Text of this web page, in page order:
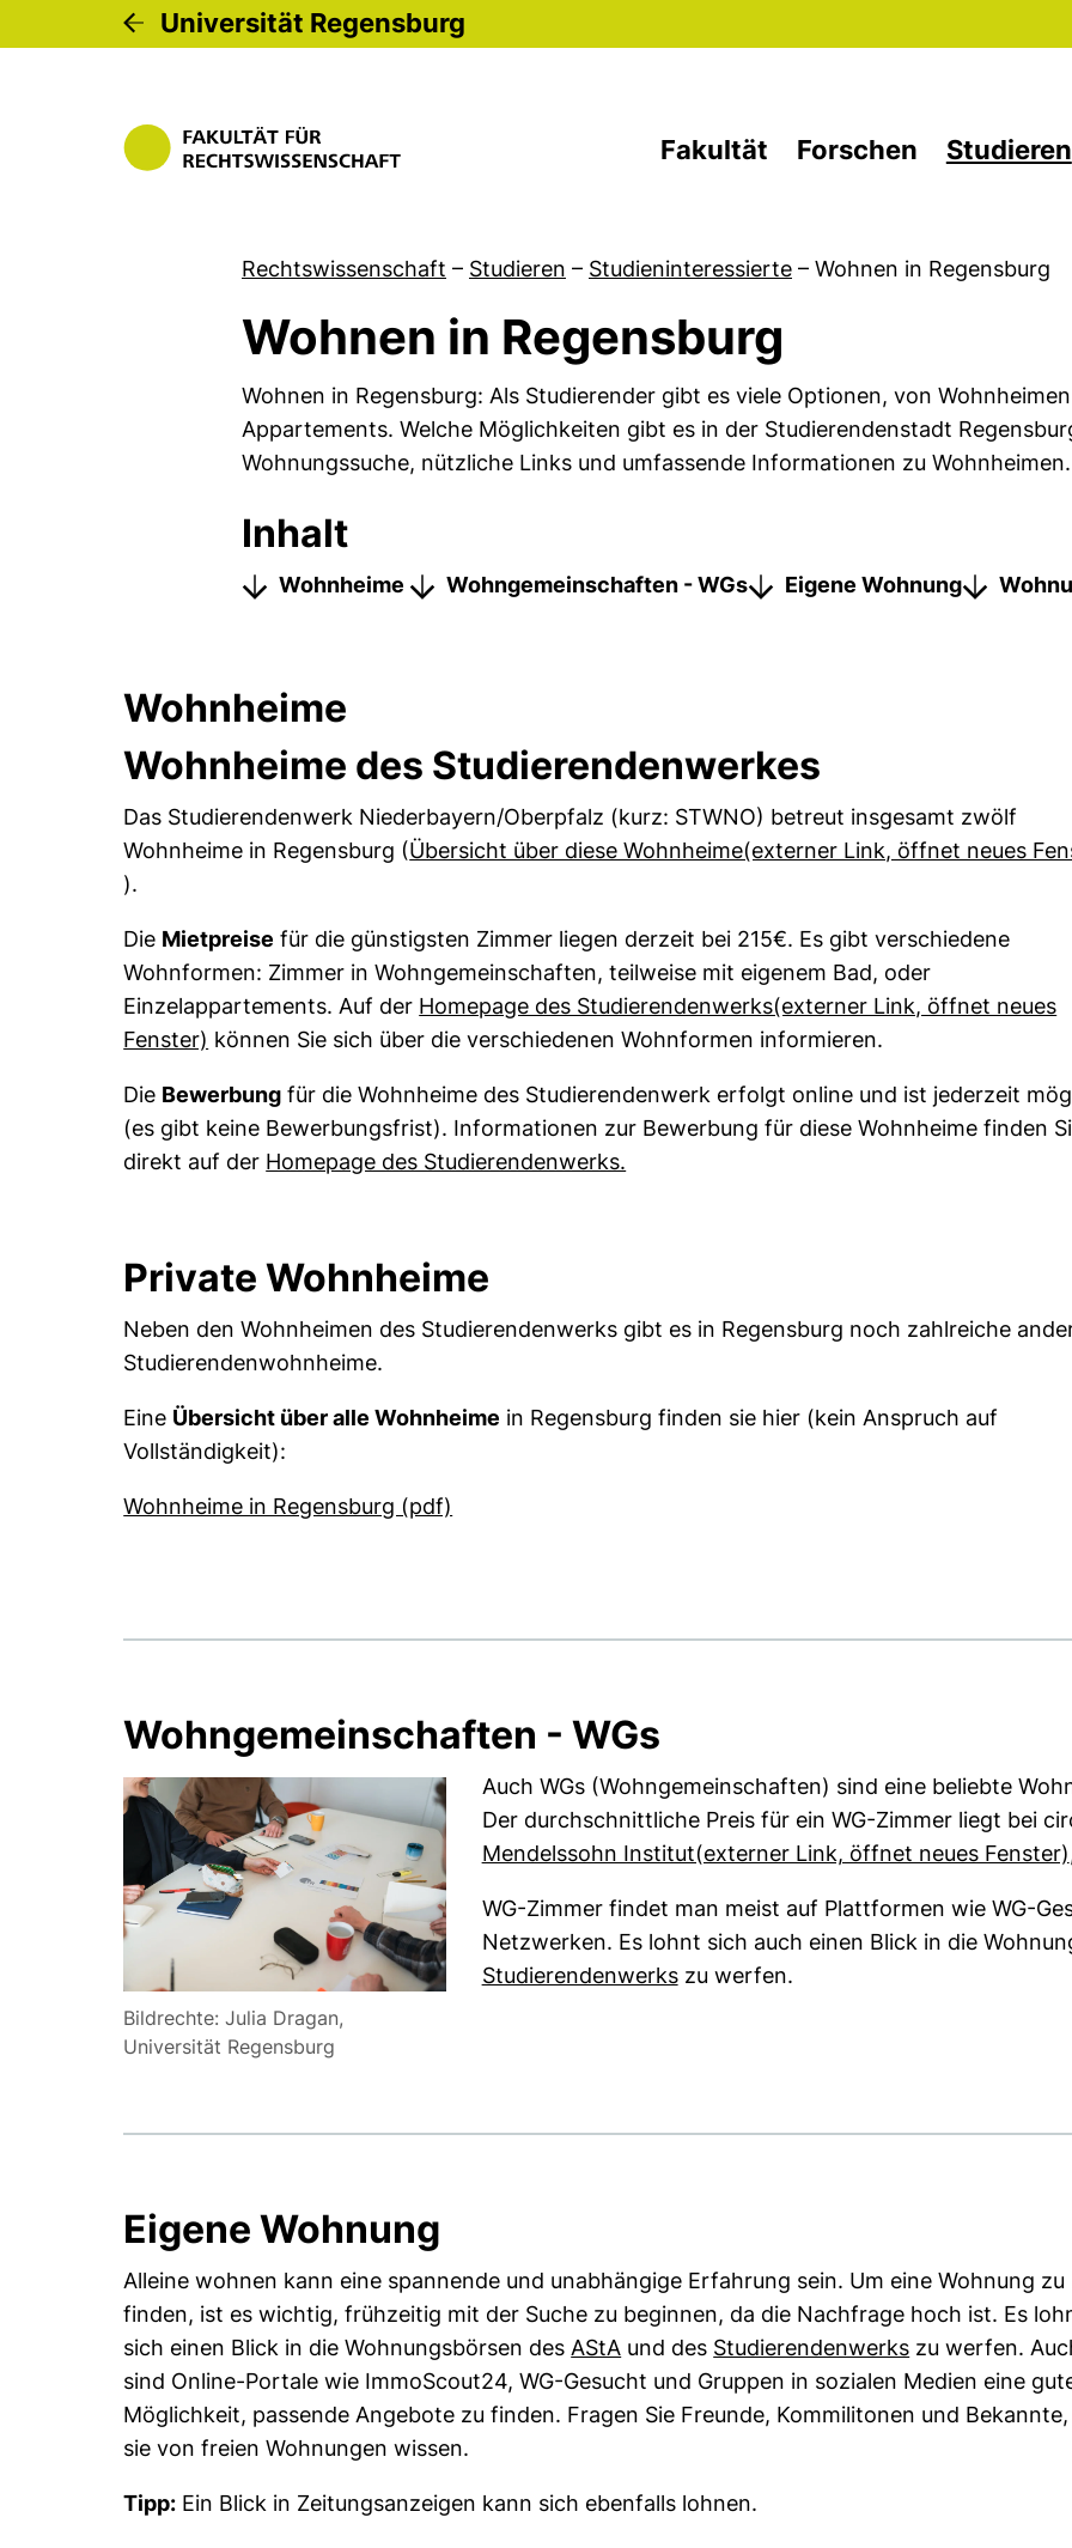
Universität Regensburg
Fakultät Forschen Studieren
Rechtswissenschaft – Studieren – Studieninteressierte – Wohnen in Regensburg
Wohnen in Regensburg
Wohnen in Regensburg: Als Studierender gibt es viele Optionen, von
Appartements. Welche Möglichkeiten gibt es in der Studierendenstadt
Wohnungssuche, nützliche Links und umfassende Informationen zu Wohnheimen.
Inhalt
Wohnheime Wohngemeinschaften - WGs Eigene Wohnung
Wohnheime
Wohnheime des Studierendenwerkes
Das Studierendenwerk Niederbayern/Oberpfalz (kurz: STWNO) betreut insgesamt zwölf
Wohnheime in Regensburg (Übersicht über diese Wohnheime(externer Link, öffnet neues
(externer Link, öffnet neues Fenster)
).
Die Mietpreise für die günstigsten Zimmer liegen derzeit bei 215€. Es gibt verschiedene
Wohnformen: Zimmer in Wohngemeinschaften, teilweise mit eigenem Bad, oder
Einzelappartements. Auf der Homepage des Studierendenwerks(externer Link, öffnet neues
Fenster) (externer Link, öffnet neues Fenster)
können Sie sich über die verschiedenen Wohnformen informieren.
Die Bewerbung für die Wohnheime des Studierendenwerk erfolgt online und ist jederzeit
(es gibt keine Bewerbungsfrist). Informationen zur Bewerbung für diese Wohnheime finden
direkt auf der Homepage des Studierendenwerks.
Private Wohnheime
Neben den Wohnheimen des Studierendenwerks gibt es in Regensburg noch zahlreiche
Studierendenwohnheime.
Eine Übersicht über alle Wohnheime in Regensburg finden sie hier (kein Anspruch auf
Vollständigkeit):
Wohnheime in Regensburg (pdf)
Wohngemeinschaften - WGs
Bildrechte: Julia Dragan,
Universität Regensburg
Auch WGs (Wohngemeinschaften) sind eine beliebte
Der durchschnittliche Preis für ein WG-Zimmer liegt bei
Mendelssohn Institut(externer Link, öffnet neues Fenster)
WG-Zimmer findet man meist auf Plattformen wie WG-
Netzwerken. Es lohnt sich auch einen Blick in die
Studierendenwerks(externer Link, öffnet neues Fenster)
zu werfen.
Eigene Wohnung
Alleine wohnen kann eine spannende und unabhängige Erfahrung sein. Um eine Wohnung zu
finden, ist es wichtig, frühzeitig mit der Suche zu beginnen, da die Nachfrage hoch ist. Es
sich einen Blick in die Wohnungsbörsen desAStA(externer Link, öffnet neues Fenster)
und des Studierendenwerks(externer Link,
zu werfen.
sind Online-Portale wie ImmoScout24, WG-Gesucht und Gruppen in sozialen Medien eine
Möglichkeit, passende Angebote zu finden. Fragen Sie Freunde, Kommilitonen und
sie von freien Wohnungen wissen.
Tipp: Ein Blick in Zeitungsanzeigen kann sich ebenfalls lohnen.